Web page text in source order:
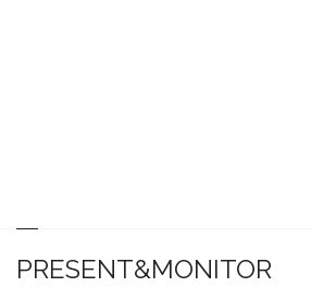
PRESENT&MONITOR